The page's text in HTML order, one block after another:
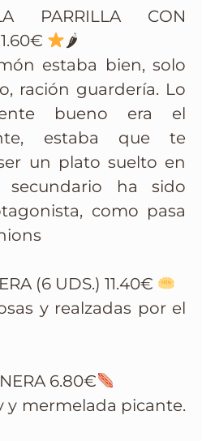
PARRILLA CON
🌶
estaba bien, solo
ración guardería. Lo
bueno era el
estaba que te
un plato suelto en
secundario ha sido
como pasa
(6 UDS.) 11.40€
y realzadas por el
6.80€
y mermelada picante.